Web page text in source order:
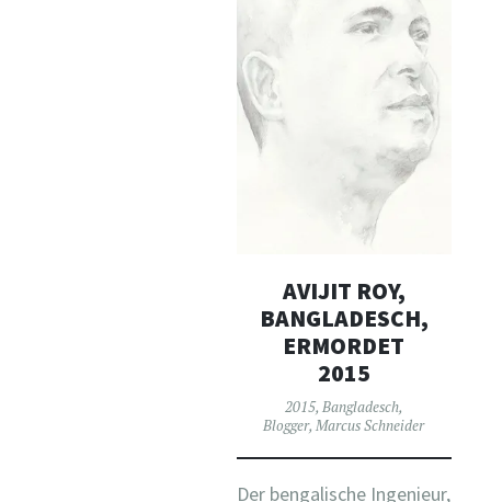
AVIJIT ROY,
BANGLADESCH,
ERMORDET
2015
2015, Bangladesch,
Blogger,Marcus Schneider
Der bengalische Ingenieur,